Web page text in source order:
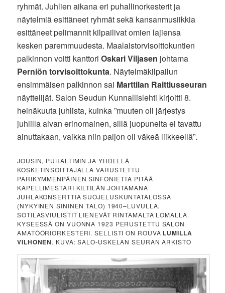
ryhmät. Juhlien aikana eri puhallinorkesterit ja
näytelmiä esittäneet ryhmät sekä kansanmusiikkia
esittäneet pelimannit kilpailivat omien lajiensa
kesken paremmuudesta. Maalaistorvisoittokuntien
palkinnon voitti kanttoriOskari Viljasen johtama
Perniön torvisoittokunta. Näytelmäkilpailun
ensimmäisen palkinnon sai Marttilan Raittiusseuran
näyttelijät. Salon Seudun Kunnallislehti kirjoitti 8.
heinäkuuta juhlista, kuinka ”muuten oli järjestys
juhlilla aivan erinomainen, sillä juopuneita ei tavattu
ainuttakaan, vaikka niin paljon oli väkeä liikkeellä”.
JOUSIN, PUHALTIMIN JA YHDELLÄ
KOSKETINSOITTAJALLA VARUSTETTU
PARIKYMMENPÄINEN SINFONIETTA PITÄÄ
KAPELLIMESTARI KILTILÄN JOHTAMANA
JUHLAKONSERTTIA SUOJELUSKUNTATALOSSA
(NYKYINEN SININEN TALO) 1940–LUVULLA.
SOTILASVIULISTIT LIENEVÄT RINTAMALTA LOMALLA.
KYSEESSÄ ON VUONNA 1923 PERUSTETTU SALON
AMATÖÖRIORKESTERI. SELLISTI ON ROUVA LUMILLA
VILHONEN. KUVA: SALO-USKELAN SEURAN ARKISTO